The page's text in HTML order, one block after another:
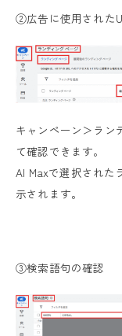
②広告に使用された
キャンペーン＞ラ
て確認できます。
AI Maxで選択された
示されます。
③検索語句の確認